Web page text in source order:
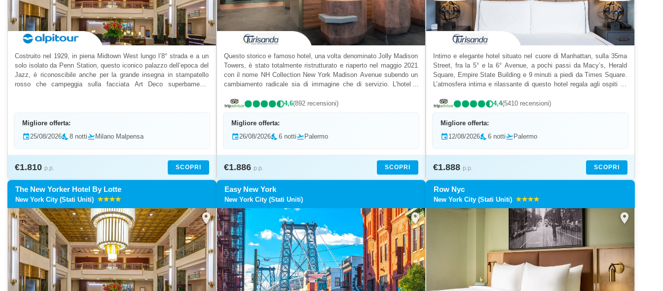
Costruito nel 1929, in piena Midtown West lungo l’8° strada e a un
solo isolato da Penn Station, questo iconico palazzo dell’epoca del
Jazz, è riconoscibile anche per la grande insegna in stampatello
rosso che campeggia sulla facciata Art Deco superbamente
Migliore offerta:
event25/08/2026nights_stay8 nottiflight_takeoff Milano Malpensa
€1.810 p.p. SCOPRI
Questo storico e famoso hotel, una volta denominato Jolly Madison
Towers, è stato totalmente ristrutturato e riaperto nel maggio 2021
con il nome NH Collection New York Madison Avenue subendo un
cambiamento radicale sia di immagine che di servizio. L’hotel è
4,6(892 recensioni)
Migliore offerta:
event26/08/2026nights_stay6 nottiflight_takeoff Palermo
€1.886 p.p. SCOPRI
Intimo e elegante hotel situato nel cuore di Manhattan, sulla 35ma
Street, fra la 5° e la 6° Avenue, a pochi passi da Macy’s, Herald
Square, Empire State Building e 9 minuti a piedi da Times Square.
L’atmosfera intima e rilassante di questo hotel regala agli ospiti un
4,4(5410 recensioni)
Migliore offerta:
event 12/08/2026nights_stay6 nottiflight_takeoff Palermo
€1.888 p.p. SCOPRI
The New Yorker Hotel By Lotte
New York City (Stati Uniti)
location_on
Easy New York
New York City (Stati Uniti)
location_on
Row Nyc
New York City (Stati Uniti)
location_on